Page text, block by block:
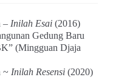
– Inilah Esai(2016)
Gedung Baru
(Mingguan Djaja
~ Inilah Resensi(2020)